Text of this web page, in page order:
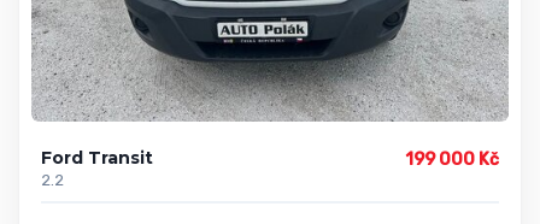
Ford Transit
2.2
199 000 Kč